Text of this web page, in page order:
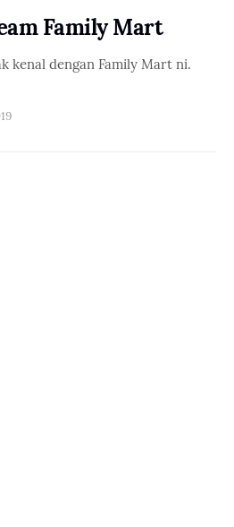
Family Mart
kenal dengan Family Mart ni.